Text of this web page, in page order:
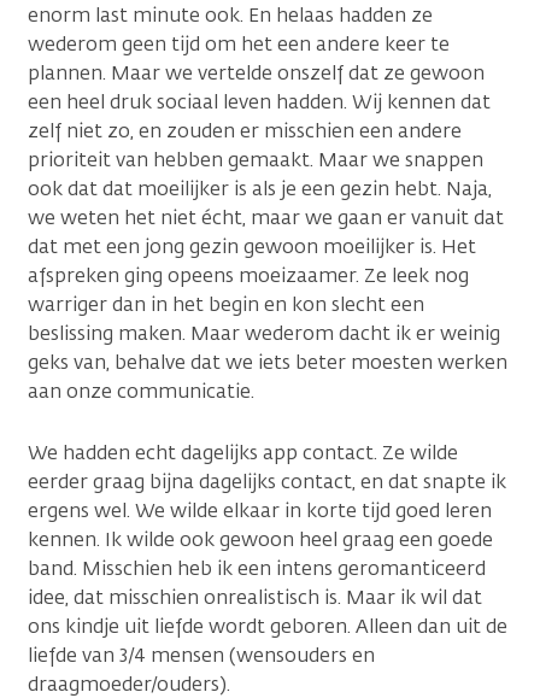
enorm last minute ook. En helaas hadden ze
wederom geen tijd om het een andere keer te
plannen. Maar we vertelde onszelf dat ze gewoon
een heel druk sociaal leven hadden. Wij kennen dat
zelf niet zo, en zouden er misschien een andere
prioriteit van hebben gemaakt. Maar we snappen
ook dat dat moeilijker is als je een gezin hebt. Naja,
we weten het niet écht, maar we gaan er vanuit dat
dat met een jong gezin gewoon moeilijker is. Het
afspreken ging opeens moeizaamer. Ze leek nog
warriger dan in het begin en kon slecht een
beslissing maken. Maar wederom dacht ik er weinig
geks van, behalve dat we iets beter moesten werken
aan onze communicatie.
We hadden echt dagelijks app contact. Ze wilde
eerder graag bijna dagelijks contact, en dat snapte ik
ergens wel. We wilde elkaar in korte tijd goed leren
kennen. Ik wilde ook gewoon heel graag een goede
band. Misschien heb ik een intens geromanticeerd
idee, dat misschien onrealistisch is. Maar ik wil dat
ons kindje uit liefde wordt geboren. Alleen dan uit de
liefde van 3/4 mensen (wensouders en
draagmoeder/ouders).